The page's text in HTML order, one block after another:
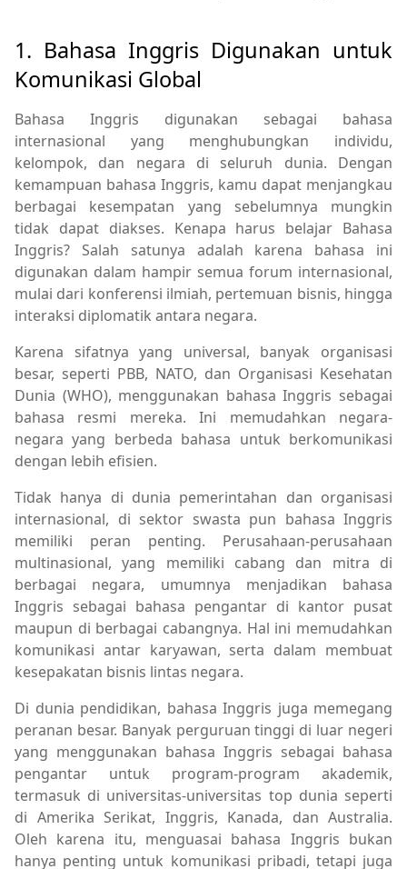
1. Bahasa Inggris Digunakan untuk
Komunikasi Global
Bahasa Inggris digunakan sebagai bahasa
internasional yang menghubungkan individu,
kelompok, dan negara di seluruh dunia. Dengan
kemampuan bahasa Inggris, kamu dapat menjangkau
berbagai kesempatan yang sebelumnya mungkin
tidak dapat diakses. Kenapa harus belajar Bahasa
Inggris? Salah satunya adalah karena bahasa ini
digunakan dalam hampir semua forum internasional,
mulai dari konferensi ilmiah, pertemuan bisnis, hingga
interaksi diplomatik antara negara.
Karena sifatnya yang universal, banyak organisasi
besar, seperti PBB, NATO, dan Organisasi Kesehatan
Dunia (WHO), menggunakan bahasa Inggris sebagai
bahasa resmi mereka. Ini memudahkan negara-
negara yang berbeda bahasa untuk berkomunikasi
dengan lebih efisien.
Tidak hanya di dunia pemerintahan dan organisasi
internasional, di sektor swasta pun bahasa Inggris
memiliki peran penting. Perusahaan-perusahaan
multinasional, yang memiliki cabang dan mitra di
berbagai negara, umumnya menjadikan bahasa
Inggris sebagai bahasa pengantar di kantor pusat
maupun di berbagai cabangnya. Hal ini memudahkan
komunikasi antar karyawan, serta dalam membuat
kesepakatan bisnis lintas negara.
Di dunia pendidikan, bahasa Inggris juga memegang
peranan besar. Banyak perguruan tinggi di luar negeri
yang menggunakan bahasa Inggris sebagai bahasa
pengantar untuk program-program akademik,
termasuk di universitas-universitas top dunia seperti
di Amerika Serikat, Inggris, Kanada, dan Australia.
Oleh karena itu, menguasai bahasa Inggris bukan
hanya penting untuk komunikasi pribadi, tetapi juga